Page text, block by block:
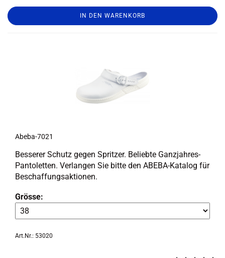
IN DEN WARENKORB
Abeba-​​7021
Bes­se­rer Schutz gegen Sprit­zer. Be­lieb­te Ganzjahres-​
Pantoletten. Ver­lan­gen Sie bitte den ABEBA-​Katalog für
Be­schaf­fungs­ak­tio­nen.
Grösse:
Art.Nr.: 53020